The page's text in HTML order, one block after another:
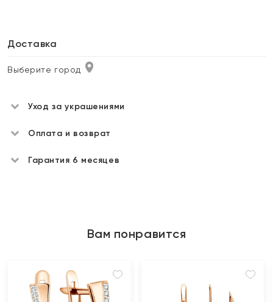
Доставка
Выберите город
Уход за украшениями
Оплата и возврат
Гарантия 6 месяцев
Вам понравится